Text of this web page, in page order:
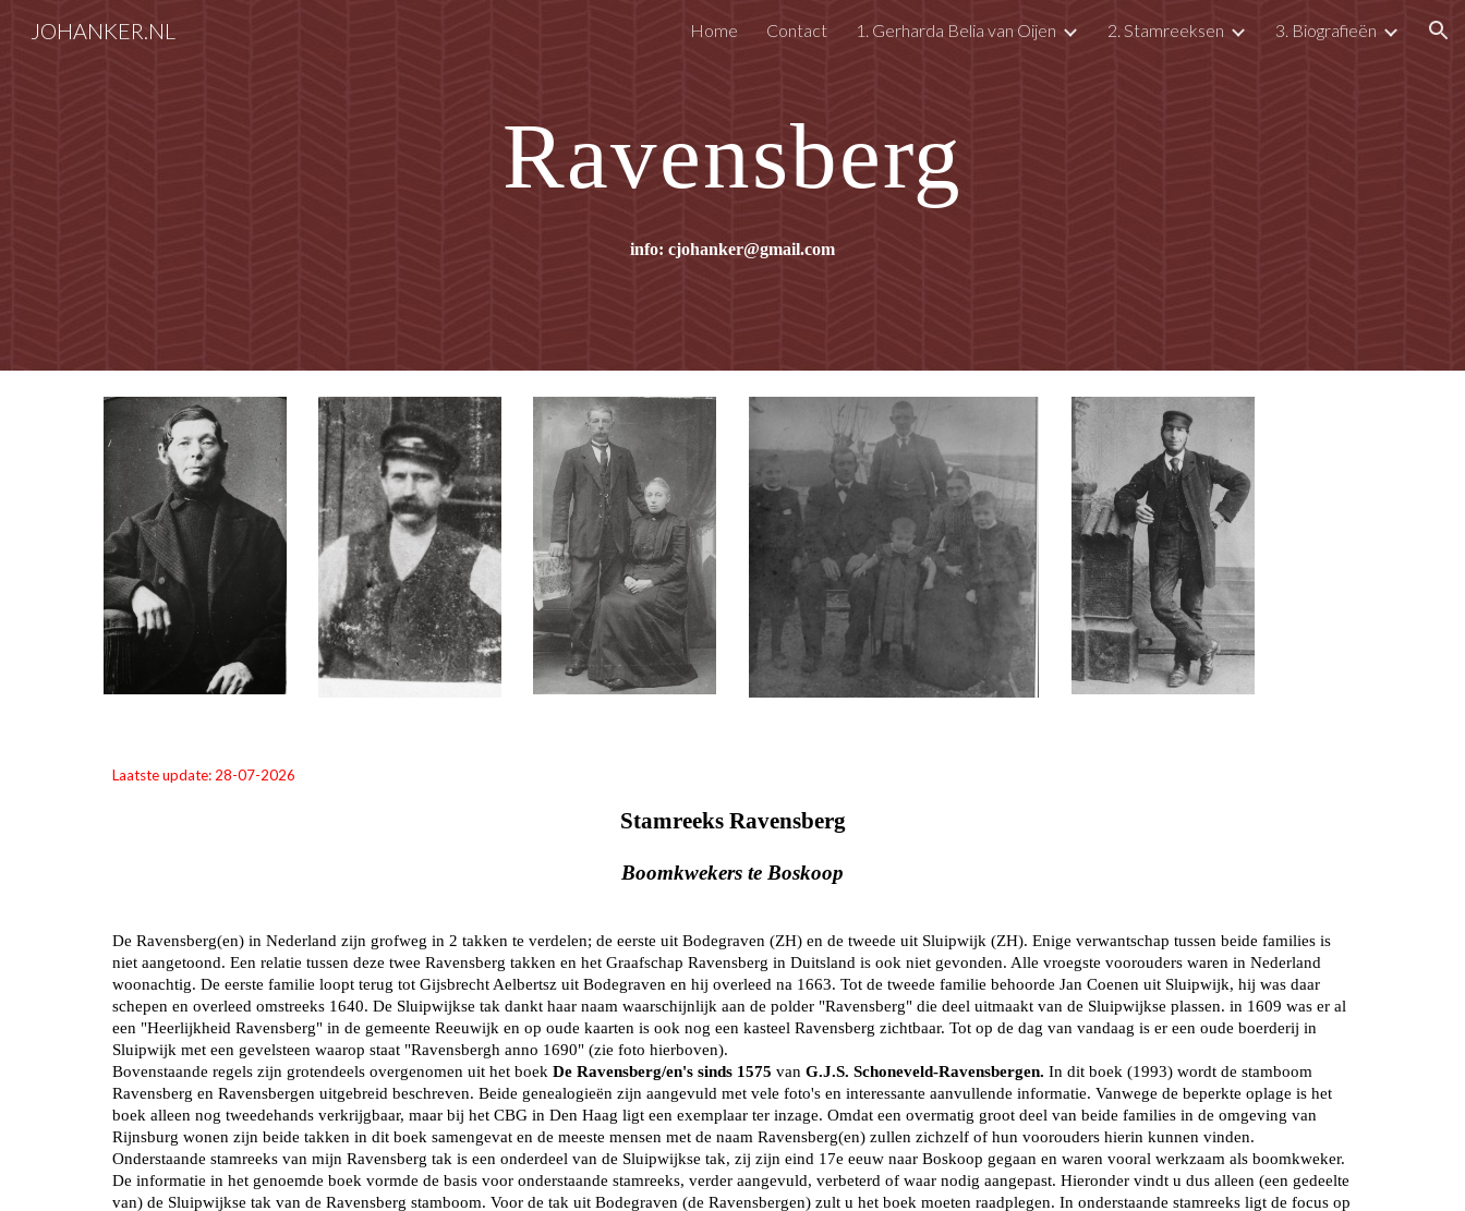
Skip to navigation
JOHANKER.NL Home Contact 1. Gerharda Belia van Oijen 2. Stamreeksen 3. Biografieën
Ravensberg
info: cjohanker@gmail.com
Laatste update: 28-07-2026
Stamreeks Ravensberg
Boomkwekers te Boskoop
De Ravensberg(en) in Nederland zijn grofweg in 2 takken te verdelen; de eerste uit Bodegraven (ZH) en de tweede uit Sluipwijk (ZH). Enige verwantschap tussen beide families is
niet aangetoond. Een relatie tussen deze twee Ravensberg takken en het Graafschap Ravensberg in Duitsland is ook niet gevonden. Alle vroegste voorouders waren in Nederland
woonachtig. De eerste familie loopt terug tot Gijsbrecht Aelbertsz uit Bodegraven en hij overleed na 1663. Tot de tweede familie behoorde Jan Coenen uit Sluipwijk, hij was daar
schepen en overleed omstreeks 1640. De Sluipwijkse tak dankt haar naam waarschijnlijk aan de polder "Ravensberg" die deel uitmaakt van de Sluipwijkse plassen. in 1609 was er al
een "Heerlijkheid Ravensberg" in de gemeente Reeuwijk en op oude kaarten is ook nog een kasteel Ravensberg zichtbaar. Tot op de dag van vandaag is er een oude boerderij in
Sluipwijk met een gevelsteen waarop staat "Ravensbergh anno 1690" (zie foto hierboven).
Bovenstaande regels zijn grotendeels overgenomen uit het boek De Ravensberg/en's sinds 1575 van G.J.S. Schoneveld-Ravensbergen. In dit boek (1993) wordt de stamboom
Ravensberg en Ravensbergen uitgebreid beschreven. Beide genealogieën zijn aangevuld met vele foto's en interessante aanvullende informatie. Vanwege de beperkte oplage is het
boek alleen nog tweedehands verkrijgbaar, maar bij het CBG in Den Haag ligt een exemplaar ter inzage. Omdat een overmatig groot deel van beide families in de omgeving van
Rijnsburg wonen zijn beide takken in dit boek samengevat en de meeste mensen met de naam Ravensberg(en) zullen zichzelf of hun voorouders hierin kunnen vinden.
Onderstaande stamreeks van mijn Ravensberg tak is een onderdeel van de Sluipwijkse tak, zij zijn eind 17e eeuw naar Boskoop gegaan en waren vooral werkzaam als boomkweker.
De informatie in het genoemde boek vormde de basis voor onderstaande stamreeks, verder aangevuld, verbeterd of waar nodig aangepast. Hieronder vindt u dus alleen (een gedeelte
van) de Sluipwijkse tak van de Ravensberg stamboom. Voor de tak uit Bodegraven (de Ravensbergen) zult u het boek moeten raadplegen. In onderstaande stamreeks ligt de focus op